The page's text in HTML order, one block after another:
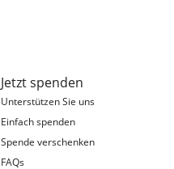
Jetzt spenden
Unterstützen Sie uns
Einfach spenden
Spende verschenken
FAQs